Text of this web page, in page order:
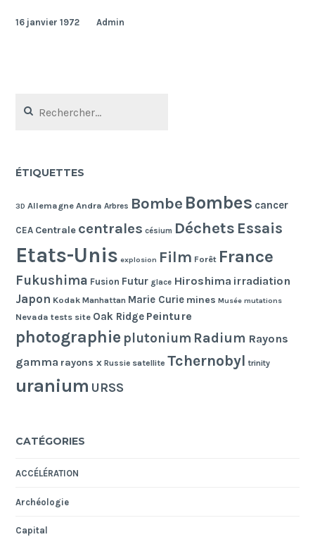
16 janvier 1972 Admin
ÉTIQUETTES
3D Allemagne Andra Arbres Bombe Bombes cancer
CEA Centrale centrales césium Déchets Essais
Etats-Unis explosion Film Forêt France
Fukushima Fusion Futur glace Hiroshima irradiation
Japon Kodak Manhattan Marie Curie mines Musée mutations
Nevada tests site Oak Ridge Peinture
photographie plutonium Radium Rayons
gamma rayons x Russie satellite Tchernobyl trinity
uranium URSS
CATÉGORIES
ACCÉLÉRATION
Archéologie
Capital